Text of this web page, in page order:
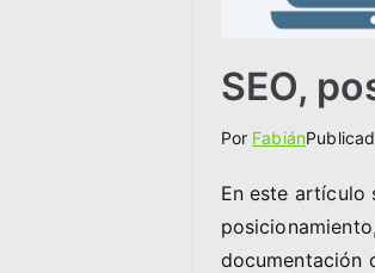
SEO,
Por Fabián
En este artículo
documentación